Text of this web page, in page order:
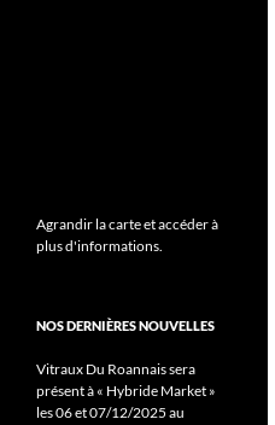
Agrandir la carte et accéder à
plus d'informations.
NOS DERNIÈRES NOUVELLES
Vitraux Du Roannais sera
présent à « Hybride Market »
les 06 et 07/12/2025 au